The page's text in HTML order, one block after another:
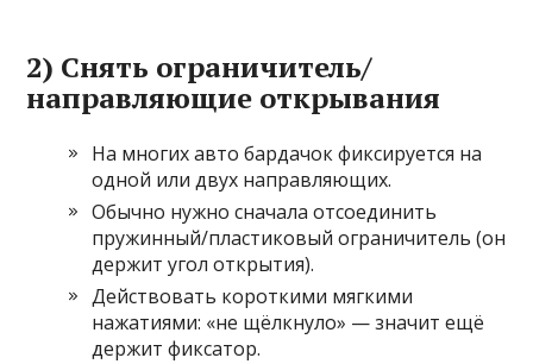
2) Снять ограничитель/
направляющие открывания
На многих авто бардачок фиксируется на
одной или двух направляющих.
Обычно нужно сначала отсоединить
пружинный/пластиковый ограничитель (он
держит угол открытия).
Действовать короткими мягкими
нажатиями: «не щёлкнуло» — значит ещё
держит фиксатор.